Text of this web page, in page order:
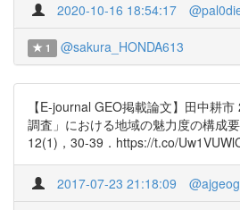
2020-10-16 18:54:17
1 @sakura_HONDA613
【E-journal GEO掲載論文】田中耕
調査」における地域の魅力度の構成
12(1)，30-39．https://t.co/
2017-07-23 21:18:09 @ajgeog